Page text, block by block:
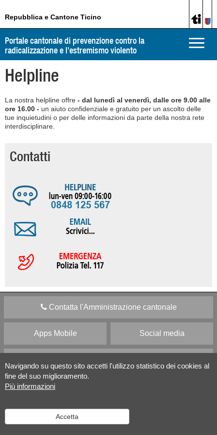
Navigando su questo sito accetti l'utilizzo statistico dei cookies al
fine del suo miglioramento.
Più informazioni
Accetta
Repubblica e Cantone Ticino
Toggle
Portale cantonale di prevenzione contro la
radicalizzazione e l'estremismo violento
Helpline
La nostra helpline offre - dal lunedì al venerdì, dalle ore 9.00 alle
ore 16.00 - un aiuto confidenziale e gratuito per un ascolto delle
tue inquietudini o per delle informazioni da parte della nostra rete
interdisciplinare.
Contatti
Contatta l'Amministrazione cantonale
Apps Mobile Social media
Versione desktop